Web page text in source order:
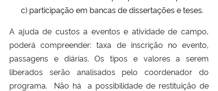
c) participação em bancas de dissertações e teses.
A ajuda de custos a eventos e atividade de campo,
poderá compreender: taxa de inscrição no evento,
passagens e diárias. Os tipos e valores a serem
liberados serão analisados pelo coordenador do
programa. Não há a possibilidade de restituição de